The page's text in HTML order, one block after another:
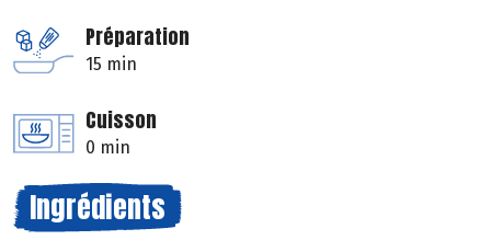
Préparation
15 min
Cuisson
0 min
Ingrédients